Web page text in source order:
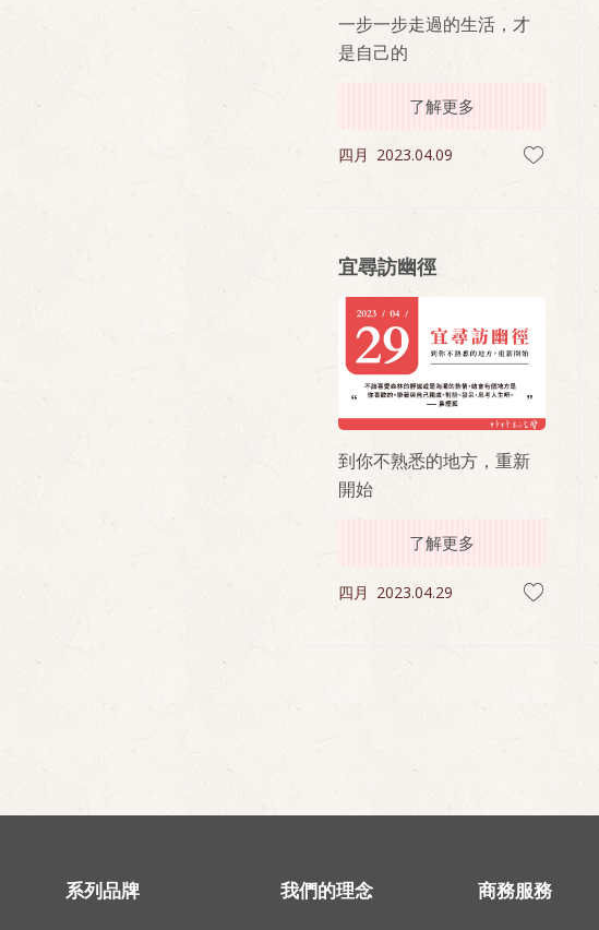
一步一步走過的生活，才
是自己的
了解更多
四月 2023.04.09
宜尋訪幽徑
到你不熟悉的地方，重新
開始
了解更多
四月 2023.04.29
系列品牌 我們的理念 商務服務